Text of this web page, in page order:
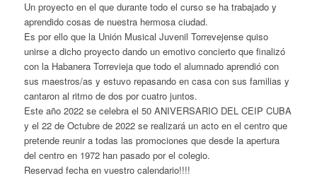
Un proyecto en el que durante todo el curso se ha trabajado y
aprendido cosas de nuestra hermosa ciudad.
Es por ello que la Unión Musical Juvenil Torrevejense quiso
unirse a dicho proyecto dando un emotivo concierto que finalizó
con la Habanera Torrevieja que todo el alumnado aprendió con
sus maestros/as y estuvo repasando en casa con sus familias y
cantaron al ritmo de dos por cuatro juntos.
Este año 2022 se celebra el 50 ANIVERSARIO DEL CEIP CUBA
y el 22 de Octubre de 2022 se realizará un acto en el centro que
pretende reunir a todas las promociones que desde la apertura
del centro en 1972 han pasado por el colegio.
Reservad fecha en vuestro calendario!!!!